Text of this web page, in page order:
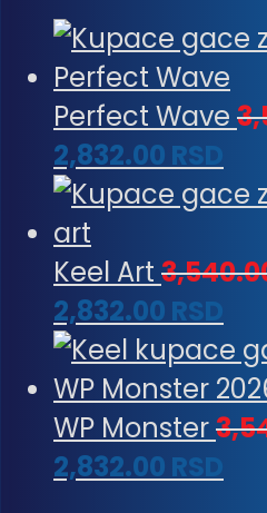
Perfect Wave
2,832.00 RSD
Keel Art
2,832.00 RSD
WP Monster
2,832.00 RSD